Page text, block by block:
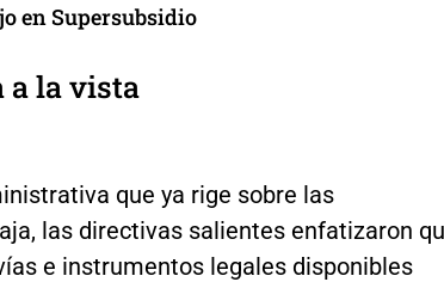
en Supersubsidio
a la vista
que ya rige sobre las
las directivas salientes enfatizaron
e instrumentos legales disponibles